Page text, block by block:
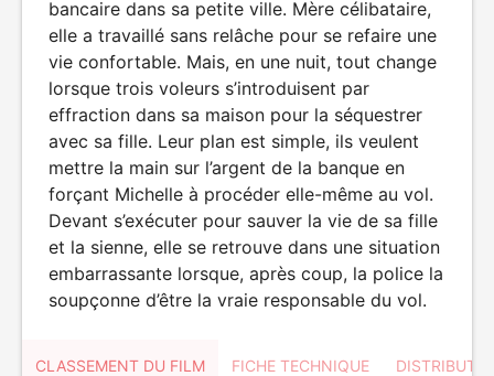
bancaire dans sa petite ville. Mère célibataire,
elle a travaillé sans relâche pour se refaire une
vie confortable. Mais, en une nuit, tout change
lorsque trois voleurs s’introduisent par
effraction dans sa maison pour la séquestrer
avec sa fille. Leur plan est simple, ils veulent
mettre la main sur l’argent de la banque en
forçant Michelle à procéder elle-même au vol.
Devant s’exécuter pour sauver la vie de sa fille
et la sienne, elle se retrouve dans une situation
embarrassante lorsque, après coup, la police la
soupçonne d’être la vraie responsable du vol.
CLASSEMENT DU FILM FICHE TECHNIQUE